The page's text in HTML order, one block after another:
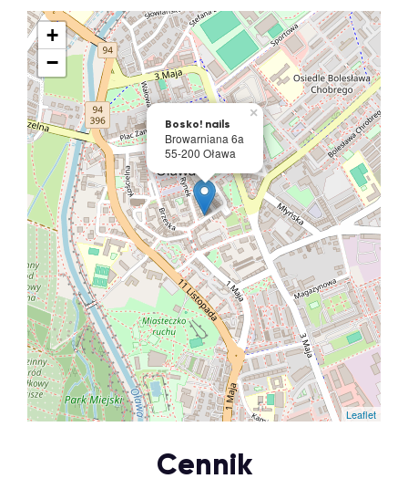
Bosko! nails
Browarniana 6a
55-200 Oława
×
+
−
Leaflet
Cennik